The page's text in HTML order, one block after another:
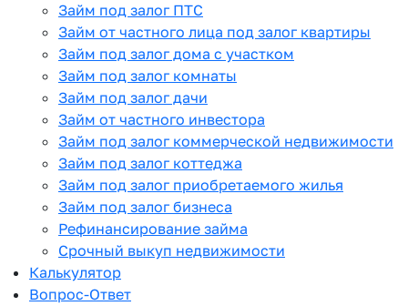
Займ под залог ПТС
Займ от частного лица под залог квартиры
Займ под залог дома с участком
Займ под залог комнаты
Займ под залог дачи
Займ от частного инвестора
Займ под залог коммерческой недвижимости
Займ под залог коттеджа
Займ под залог приобретаемого жилья
Займ под залог бизнеса
Рефинансирование займа
Срочный выкуп недвижимости
Калькулятор
Вопрос-Ответ